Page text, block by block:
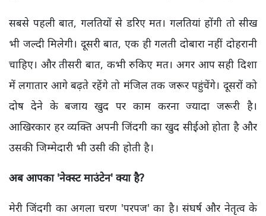
सबसे पहली बात, गलतियों से डरिए मत। गलतियां होंगी तो सीख
भी जल्दी मिलेगी। दूसरी बात, एक ही गलती दोबारा नहीं दोहरानी
चाहिए। और तीसरी बात, कभी रुकिए मत। अगर आप सही दिशा
में लगातार आगे बढ़ते रहेंगे तो मंजिल तक जरूर पहुंचेंगे। दूसरों को
दोष देने के बजाय खुद पर काम करना ज्यादा जरूरी है।
आखिरकार हर व्यक्ति अपनी जिंदगी का खुद सीईओ होता है और
उसकी जिम्मेदारी भी उसी की होती है।
अब आपका 'नेक्स्ट माउंटेन' क्या है?
मेरी जिंदगी का अगला चरण 'परपज' का है। संघर्ष और नेतृत्व के